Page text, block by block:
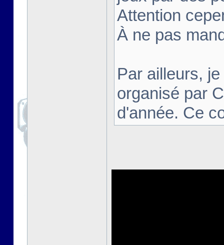
Attention
À ne pas
Par ailleurs,
organisé par
d'année. Ce